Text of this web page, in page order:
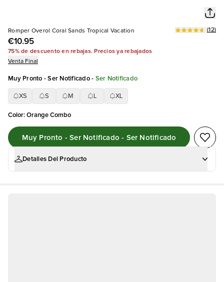
Romper Overol Coral Sands Tropical Vacation
€10.95
(12)
75% de descuento en rebajas. Precios ya rebajados
Venta Final
Muy Pronto - Ser Notificado- Ser Notificado
XS S M XL
Color:Orange Combo
Muy Pronto - Ser Notificado - Ser Notificado
Detalles Del Producto